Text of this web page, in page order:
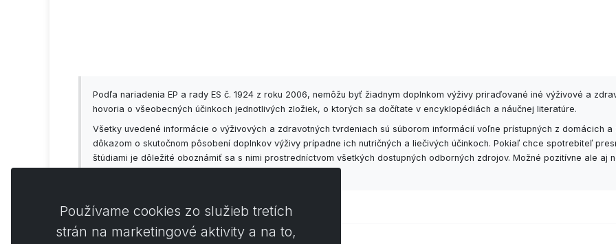
Podľa nariadenia EP a rady ES č. 1924 z roku 2006, nemôžu byť žiadnym doplnkom výživy priraďované iné výživové a
hovoria o všeobecných účinkoch jednotlivých zložiek, o ktorých sa dočítate v encyklopédiách a náučnej literatúre.
Všetky uvedené informácie o výživových a zdravotných tvrdeniach sú súborom informácií voľne prístupných z domácich
dôkazom o skutočnom pôsobení doplnkov výživy prípadne ich nutričných a liečivých účinkoch. Pokiaľ chce spotrebiteľ
štúdiami je dôležité oboznámiť sa s nimi prostredníctvom všetkých dostupných odborných zdrojov. Možné pozitívne ale aj
Používame cookies zo služieb tretích
strán na marketingové aktivity a na to,